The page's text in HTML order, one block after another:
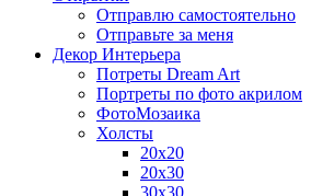
Отправлю самостоятельно
Отправьте за меня
Декор Интерьера
Потреты Dream Art
Портреты по фото акрилом
ФотоМозаика
Холсты
20х20
20х30